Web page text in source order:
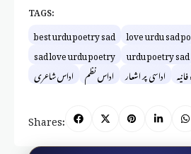
TAGS:
best urdu poetry sad love urdu sad
sad love urdu poetry urdu poetry sad
اداس شاعری اداس نظم اداسی پر اشعار
Shares: